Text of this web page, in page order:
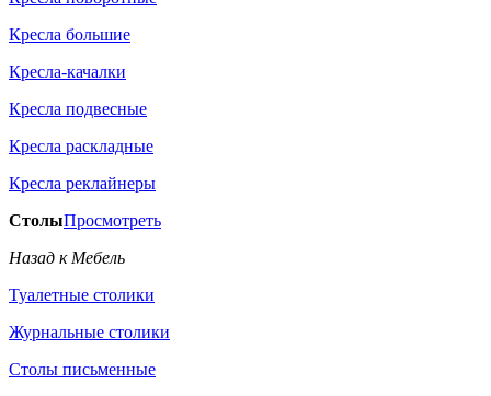
Кресла большие
Кресла-качалки
Кресла подвесные
Кресла раскладные
Кресла реклайнеры
СтолыПросмотреть
Назад к Мебель
Туалетные столики
Журнальные столики
Столы письменные